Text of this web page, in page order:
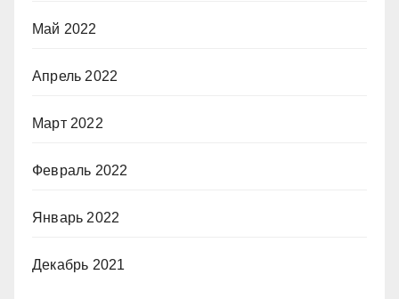
Май 2022
Апрель 2022
Март 2022
Февраль 2022
Январь 2022
Декабрь 2021